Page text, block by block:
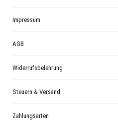
Impressum
AGB
Widerrufsbelehrung
Steuern & Versand
Zahlungsarten